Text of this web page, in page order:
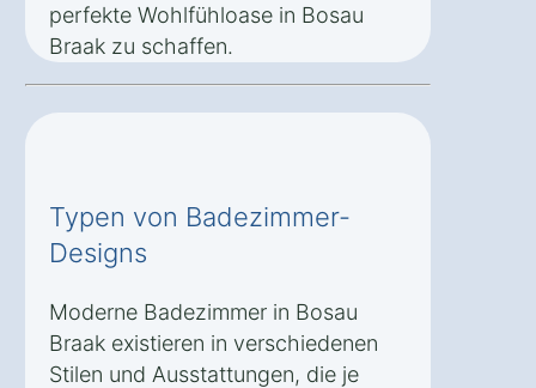
perfekte Wohlfühloase in Bosau
Braak zu schaffen.
Typen von Badezimmer-
Designs
Moderne Badezimmer in Bosau
Braak existieren in verschiedenen
Stilen und Ausstattungen, die je